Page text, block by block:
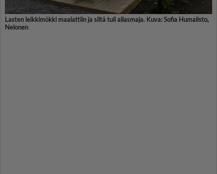
Lasten leikkimökki maalattiin ja siitä tuli allasmaja. Kuva: Sofia Humalisto,
Nelonen